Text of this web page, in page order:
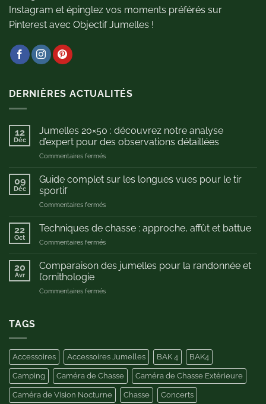
Instagram et épinglez vos moments préférés sur
Pinterest avec Objectif Jumelles !
DERNIÈRES ACTUALITÉS
12
Déc
Jumelles 20×50 : découvrez notre analyse
d’expert pour des observations détaillées
Commentaires ferméssur
notre
d’expert
des
détaillées
09
Déc
Guide complet sur les longues vues pour le tir
sportif
Commentaires ferméssur
complet
sur
les
vues
tir
22
Oct
Techniques de chasse : approche, affût et battue
Commentaires ferméssur
de
chasse
approche,
20
Avr
Comparaison des jumelles pour la randonnée et
l’ornithologie
Commentaires ferméssur
randonnée
et
l’ornithologie
TAGS
Accessoires Accessoires Jumelles BAK 4 BAK4
Camping Caméra de Chasse Caméra de Chasse Extérieure
Caméra de Vision Nocturne Chasse Concerts